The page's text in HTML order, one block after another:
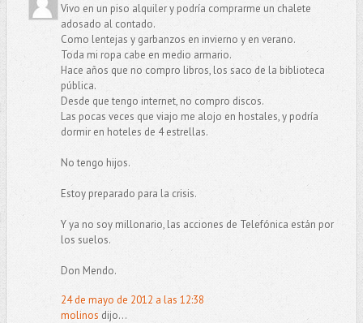
Vivo en un piso alquiler y podría comprarme un chalete
adosado al contado.
Como lentejas y garbanzos en invierno y en verano.
Toda mi ropa cabe en medio armario.
Hace años que no compro libros, los saco de la biblioteca
pública.
Desde que tengo internet, no compro discos.
Las pocas veces que viajo me alojo en hostales, y podría
dormir en hoteles de 4 estrellas.
No tengo hijos.
Estoy preparado para la crisis.
Y ya no soy millonario, las acciones de Telefónica están por
los suelos.
Don Mendo.
24 de mayo de 2012 a las 12:38
molinos dijo...